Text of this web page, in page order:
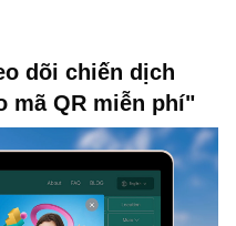
dõi chiến dịch
mã QR miễn phí"